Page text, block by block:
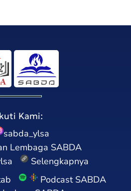
Kami:
sabda_ylsa
Lembaga SABDA
Selengkapnya
Podcast SABDA